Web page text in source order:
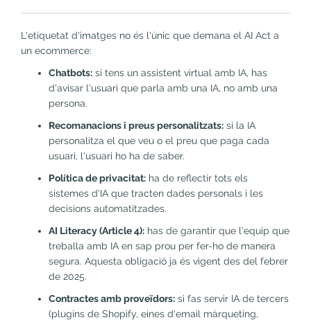
L'etiquetat d'imatges no és l'únic que demana el AI Act a
un ecommerce:
Chatbots: si tens un assistent virtual amb IA, has
d'avisar l'usuari que parla amb una IA, no amb una
persona.
Recomanacions i preus personalitzats: si la IA
personalitza el que veu o el preu que paga cada
usuari, l'usuari ho ha de saber.
Política de privacitat: ha de reflectir tots els
sistemes d'IA que tracten dades personals i les
decisions automatitzades.
AI Literacy (Article 4): has de garantir que l'equip que
treballa amb IA en sap prou per fer-ho de manera
segura. Aquesta obligació ja és vigent des del febrer
de 2025.
Contractes amb proveïdors: si fas servir IA de tercers
(plugins de Shopify, eines d'email màrqueting,